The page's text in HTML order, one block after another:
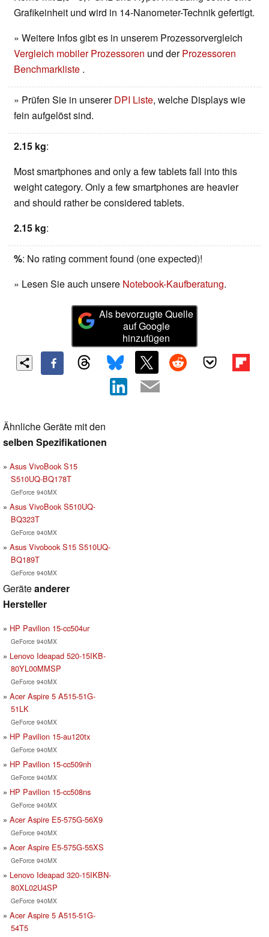
Grafikeinheit und wird in 14-Nanometer-Technik gefertigt.
» Weitere Infos gibt es in unserem Prozessorvergleich
Vergleich mobiler Prozessoren und derProzessoren
Benchmarkliste .
» Prüfen Sie in unsererDPI Liste, welche Displays wie
fein aufgelöst sind.
2.15 kg:
Most smartphones and only a few tablets fall into this
weight category. Only a few smartphones are heavier
and should rather be considered tablets.
2.15 kg:
%: No rating comment found (one expected)!
» Lesen Sie auch unsere Notebook-Kaufberatung.
Als bevorzugte Quelle
auf Google
hinzufügen
Ähnliche Geräte mit den
selben Spezifikationen
Asus VivoBook S15
S510UQ-BQ178T
GeForce 940MX
Asus VivoBook S510UQ-
BQ323T
GeForce 940MX
Asus Vivobook S15 S510UQ-
BQ189T
GeForce 940MX
Geräteanderer
Hersteller
HP Pavilion 15-cc504ur
GeForce 940MX
Lenovo Ideapad 520-15IKB-
80YL00MMSP
GeForce 940MX
Acer Aspire 5 A515-51G-
51LK
GeForce 940MX
HP Pavilion 15-au120tx
GeForce 940MX
HP Pavilion 15-cc509nh
GeForce 940MX
HP Pavilion 15-cc508ns
GeForce 940MX
Acer Aspire E5-575G-56X9
GeForce 940MX
Acer Aspire E5-575G-55XS
GeForce 940MX
Lenovo Ideapad 320-15IKBN-
80XL02U4SP
GeForce 940MX
Acer Aspire 5 A515-51G-
54T5